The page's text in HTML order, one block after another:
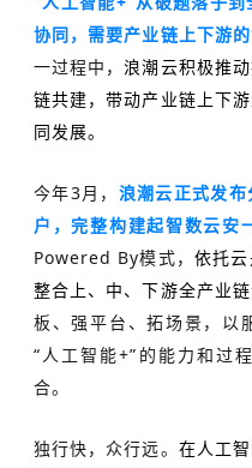
协同，需要产业链上下游
一过程中，浪潮云积极推
链共建，带动产业链上下
同发展。
今年3月， 浪潮云正式发布
户，完整构建起智数云安
Powered By模式， 依托云
整合上、中、下游全产业
板、强平台、拓场景，以
“人工智能+”的能力和过
合。
独行快，众行远。 在人工